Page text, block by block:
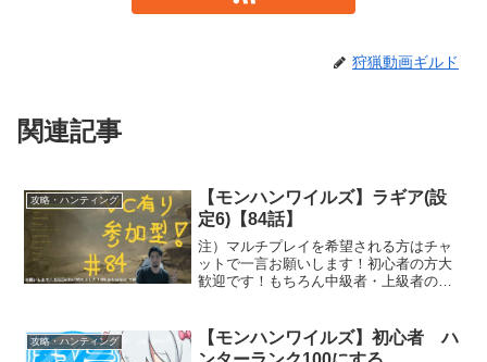
狩猟動画ギルド
関連記事
攻略・ハンティング
【モンハンワイルズ】ラギア(設
定6)【84話】
注）マルチプレイを希望される方はチャ
ットで一言お願いします！初心者の方大
歓迎です！もちろん中級者・上級者の方
初見さん大歓迎！モンハン以外の雑談も
大歓迎です！コメントい...
攻略・ハンティング
【モンハンワイルズ】初心者 ハ